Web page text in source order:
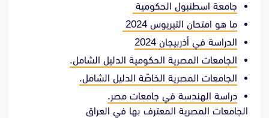
جامعة اسطنبول الحكومية
ما هو امتحان التيريوس 2024
الدراسة في أذربيجان 2024
الجامعات المصرية الحكومية الدليل الشامل.
الجامعات المصرية الخاصّة الدليل الشامل.
دراسة الهندسة في جامعات مصر.
الجامعات المصرية المعترف بها في العراق